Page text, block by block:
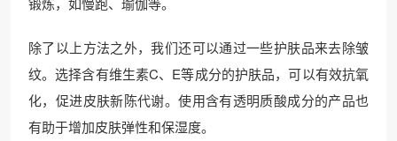
除了以上方法之外，我们还可以通过一些护肤品来去除皱
纹。选择含有维生素C、E等成分的护肤品，可以有效抗氧
化，促进皮肤新陈代谢。使用含有透明质酸成分的产品也
有助于增加皮肤弹性和保湿度。